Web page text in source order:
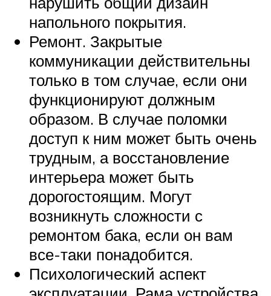
напольного покрытия.
Ремонт. Закрытые
коммуникации действительны
только в том случае, если они
функционируют должным
образом. В случае поломки
доступ к ним может быть очень
трудным, а восстановление
интерьера может быть
дорогостоящим. Могут
возникнуть сложности с
ремонтом бака, если он вам
все-таки понадобится.
Психологический аспект